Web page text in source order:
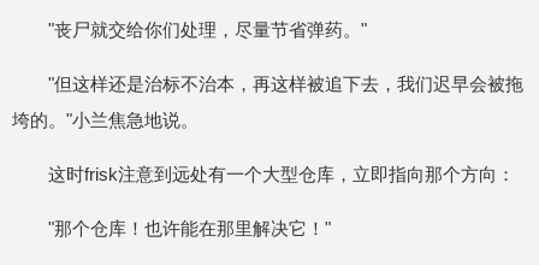
"丧尸就交给你们处理，尽量节省弹药。"
"但这样还是治标不治本，再这样被追下去，我们迟早会被拖
垮的。"小兰焦急地说。
这时frisk注意到远处有一个大型仓库，立即指向那个方向：
"那个仓库！也许能在那里解决它！"